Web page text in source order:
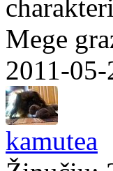
Mege
2011-
kamutea